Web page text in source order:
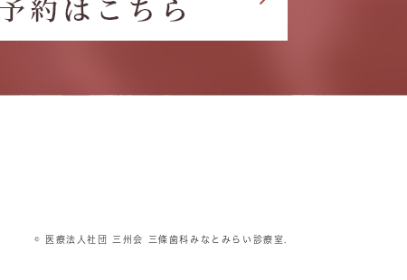
© 医療法人社団 三州会 三條歯科みなとみらい診療室.